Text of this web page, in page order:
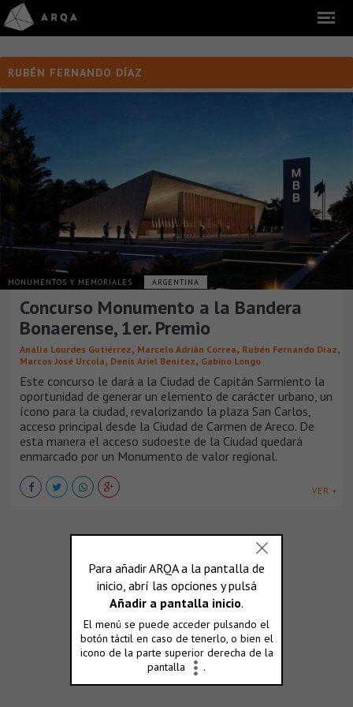
RUBÉN FERNANDO DÍAZ
MONUMENTOS Y MEMORIALES ARGENTINA
Concurso Monumento a la Bandera
Bonaerense, 1er. Premio
Analía Lourdes Gutiérrez, Marcelo Adrián Correa, Rubén Fernando Díaz,
Marcos José Urcola, Denis Ariel Benítez, Gabino Longo
Este concurso le dará a la Ciudad de Capitán Sarmiento la
oportunidad de generar un elemento de carácter urbano, un
ícono para la ciudad, revalorizando la plaza San Carlos,
acceso principal desde la Ciudad de Carmen de Areco. De
esta manera el acceso sudoeste de la Ciudad quedará
enmarcado por un Monumento de valor regional.
VER +